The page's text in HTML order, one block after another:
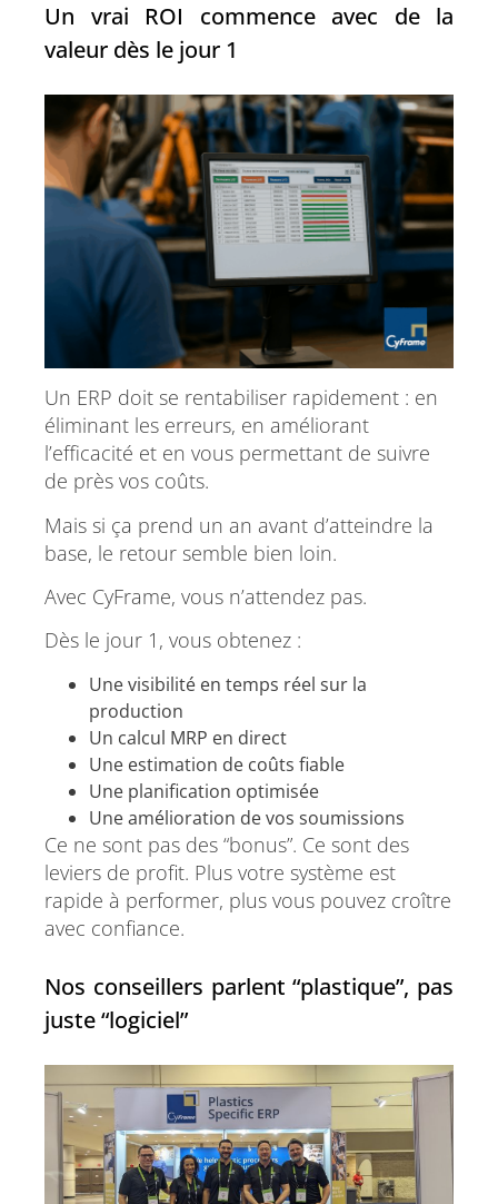
Un vrai ROI commence avec de la
valeur dès le jour 1
Un ERP doit se rentabiliser rapidement : en
éliminant les erreurs, en améliorant
l’efficacité et en vous permettant de suivre
de près vos coûts.
Mais si ça prend un an avant d’atteindre la
base, le retour semble bien loin.
Avec CyFrame, vous n’attendez pas.
Dès le jour 1, vous obtenez :
Une visibilité en temps réel sur la
production
Un calcul MRP en direct
Une estimation de coûts fiable
Une planification optimisée
Une amélioration de vos soumissions
Ce ne sont pas des “bonus”. Ce sont des
leviers de profit. Plus votre système est
rapide à performer, plus vous pouvez croître
avec confiance.
Nos conseillers parlent “plastique”, pas
juste “logiciel”